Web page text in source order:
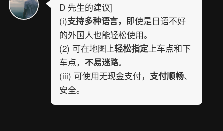
D 先生的建议]
(i)支持多种语言， 即使是日语不好
的外国人也能轻松使用。
(2) 可在地图上轻松指定上车点和下
车点， 不易迷路。
(iii) 可使用无现金支付， 支付顺畅、
安全。